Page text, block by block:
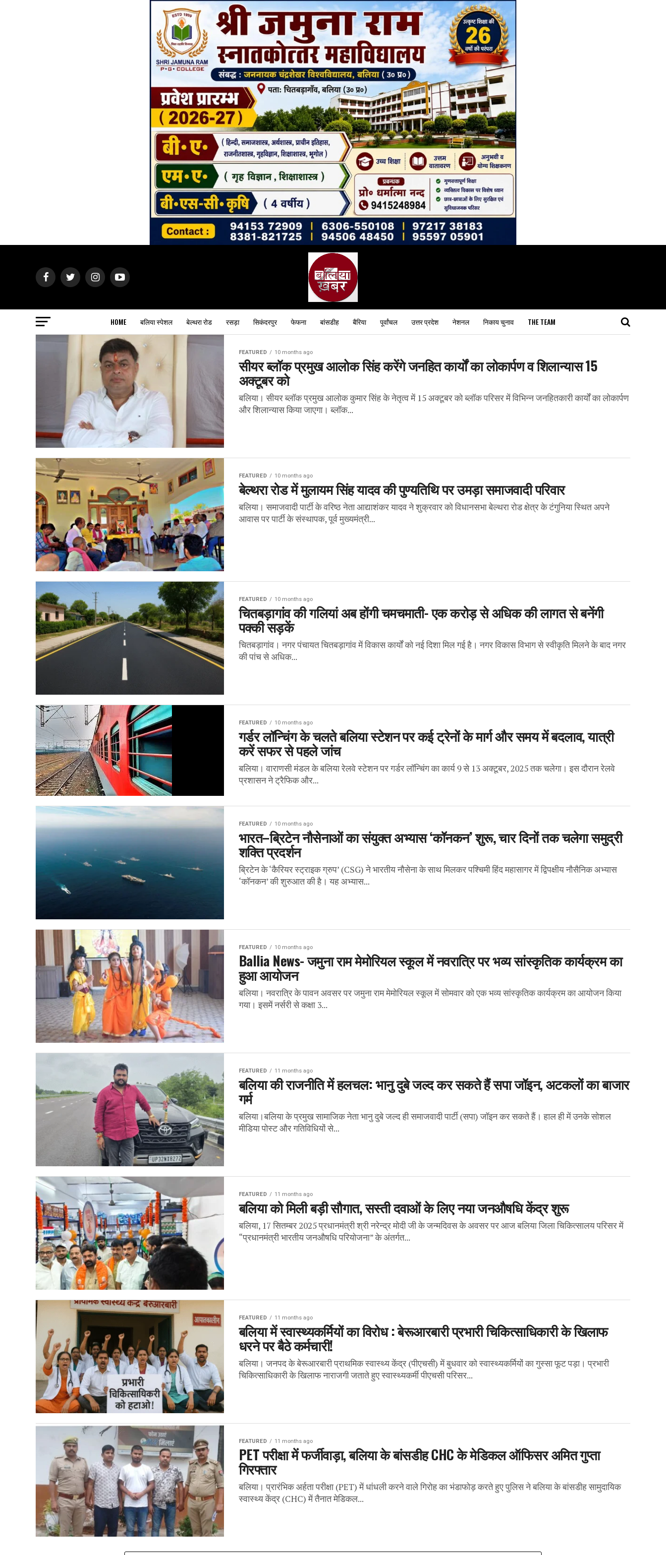
HOME बलिया स्पेशल बेल्थरा रोड रसड़ा सिकंदरपुर फेफना बांसडीह बैरिया पूर्वांचल उत्तर प्रदेश नेशनल निकाय चुनाव THE TEAM
FEATURED 10 months ago
सीयर ब्लॉक प्रमुख आलोक सिंह करेंगे जनहित कार्यों का लोकार्पण व शिलान्यास 15
अक्टूबर को
बलिया। सीयर ब्लॉक प्रमुख आलोक कुमार सिंह के नेतृत्व में 15 अक्टूबर को ब्लॉक परिसर में विभिन्न जनहितकारी कार्यों का लोकार्पण
और शिलान्यास किया जाएगा। ब्लॉक...
FEATURED 10 months ago
बेल्थरा रोड में मुलायम सिंह यादव की पुण्यतिथि पर उमड़ा समाजवादी परिवार
बलिया। समाजवादी पार्टी के वरिष्ठ नेता आद्याशंकर यादव ने शुक्रवार को विधानसभा बेल्थरा रोड क्षेत्र के टंगुनिया स्थित अपने
आवास पर पार्टी के संस्थापक, पूर्व मुख्यमंत्री...
FEATURED 10 months ago
चितबड़ागांव की गलियां अब होंगी चमचमाती- एक करोड़ से अधिक की लागत से बनेंगी
पक्की सड़कें
चितबड़ागांव। नगर पंचायत चितबड़ागांव में विकास कार्यों को नई दिशा मिल गई है। नगर विकास विभाग से स्वीकृति मिलने के बाद नगर
की पांच से अधिक...
FEATURED 10 months ago
गर्डर लॉन्चिंग के चलते बलिया स्टेशन पर कई ट्रेनों के मार्ग और समय में बदलाव, यात्री
करें सफर से पहले जांच
बलिया। वाराणसी मंडल के बलिया रेलवे स्टेशन पर गर्डर लॉन्चिंग का कार्य 9 से 13 अक्टूबर, 2025 तक चलेगा। इस दौरान रेलवे
प्रशासन ने ट्रैफिक और...
FEATURED 10 months ago
भारत–ब्रिटेन नौसेनाओं का संयुक्त अभ्यास ‘कॉनकन’ शुरू, चार दिनों तक चलेगा समुद्री
शक्ति प्रदर्शन
ब्रिटेन के ‘कैरियर स्ट्राइक ग्रुप’ (CSG) ने भारतीय नौसेना के साथ मिलकर पश्चिमी हिंद महासागर में द्विपक्षीय नौसैनिक अभ्यास
‘कॉनकन’ की शुरुआत की है। यह अभ्यास...
FEATURED 10 months ago
Ballia News- जमुना राम मेमोरियल स्कूल में नवरात्रि पर भव्य सांस्कृतिक कार्यक्रम का
हुआ आयोजन
बलिया। नवरात्रि के पावन अवसर पर जमुना राम मेमोरियल स्कूल में सोमवार को एक भव्य सांस्कृतिक कार्यक्रम का आयोजन किया
गया। इसमें नर्सरी से कक्षा 3...
FEATURED 11 months ago
बलिया की राजनीति में हलचल: भानु दुबे जल्द कर सकते हैं सपा जॉइन, अटकलों का बाजार
गर्म
बलिया।बलिया के प्रमुख सामाजिक नेता भानु दुबे जल्द ही समाजवादी पार्टी (सपा) जॉइन कर सकते हैं। हाल ही में उनके सोशल
मीडिया पोस्ट और गतिविधियों से...
FEATURED 11 months ago
बलिया को मिली बड़ी सौगात, सस्ती दवाओं के लिए नया जनऔषधि केंद्र शुरू
बलिया, 17 सितम्बर 2025 प्रधानमंत्री श्री नरेन्द्र मोदी जी के जन्मदिवस के अवसर पर आज बलिया जिला चिकित्सालय परिसर में
“प्रधानमंत्री भारतीय जनऔषधि परियोजना” के अंतर्गत...
FEATURED 11 months ago
बलिया में स्वास्थ्यकर्मियों का विरोध : बेरूआरबारी प्रभारी चिकित्साधिकारी के खिलाफ
धरने पर बैठे कर्मचारी!
बलिया। जनपद के बेरूआरबारी प्राथमिक स्वास्थ्य केंद्र (पीएचसी) में बुधवार को स्वास्थ्यकर्मियों का गुस्सा फूट पड़ा। प्रभारी
चिकित्साधिकारी के खिलाफ नाराजगी जताते हुए स्वास्थ्यकर्मी पीएचसी परिसर...
FEATURED 11 months ago
PET परीक्षा में फर्जीवाड़ा, बलिया के बांसडीह CHC के मेडिकल ऑफिसर अमित गुप्ता
गिरफ्तार
बलिया। प्रारंभिक अर्हता परीक्षा (PET) में धांधली करने वाले गिरोह का भंडाफोड़ करते हुए पुलिस ने बलिया के बांसडीह सामुदायिक
स्वास्थ्य केंद्र (CHC) में तैनात मेडिकल...